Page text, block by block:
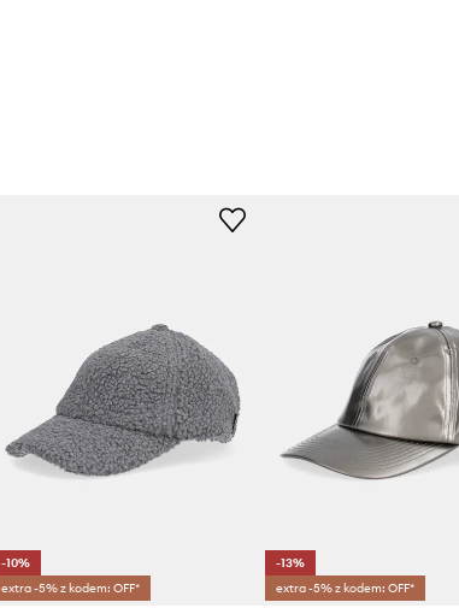
-10%
extra -5% z kodem: OFF*
-13%
extra -5% z kodem: OFF*